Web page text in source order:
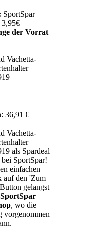
SportSpar
3,95€
der Vorrat
Vachetta-
36,91 €
Vachetta-
als Spardeal
bei SportSpar!
einfachen
auf den 'Zum
gelangst
SportSpar
, wo die
vorgenommen